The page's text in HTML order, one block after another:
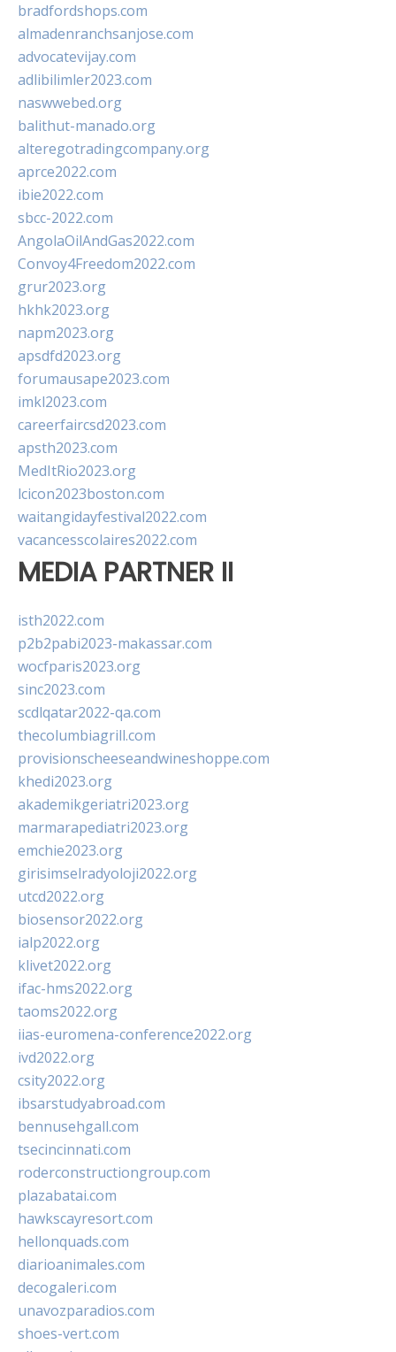
bradfordshops.com
almadenranchsanjose.com
advocatevijay.com
adlibilimler2023.com
naswwebed.org
balithut-manado.org
alteregotradingcompany.org
aprce2022.com
ibie2022.com
sbcc-2022.com
AngolaOilAndGas2022.com
Convoy4Freedom2022.com
grur2023.org
hkhk2023.org
napm2023.org
apsdfd2023.org
forumausape2023.com
imkl2023.com
careerfaircsd2023.com
apsth2023.com
MedItRio2023.org
lcicon2023boston.com
waitangidayfestival2022.com
vacancesscolaires2022.com
MEDIA PARTNER II
isth2022.com
p2b2pabi2023-makassar.com
wocfparis2023.org
sinc2023.com
scdlqatar2022-qa.com
thecolumbiagrill.com
provisionscheeseandwineshoppe.com
khedi2023.org
akademikgeriatri2023.org
marmarapediatri2023.org
emchie2023.org
girisimselradyoloji2022.org
utcd2022.org
biosensor2022.org
ialp2022.org
klivet2022.org
ifac-hms2022.org
taoms2022.org
iias-euromena-conference2022.org
ivd2022.org
csity2022.org
ibsarstudyabroad.com
bennusehgall.com
tsecincinnati.com
roderconstructiongroup.com
plazabatai.com
hawkscayresort.com
hellonquads.com
diarioanimales.com
decogaleri.com
unavozparadios.com
shoes-vert.com